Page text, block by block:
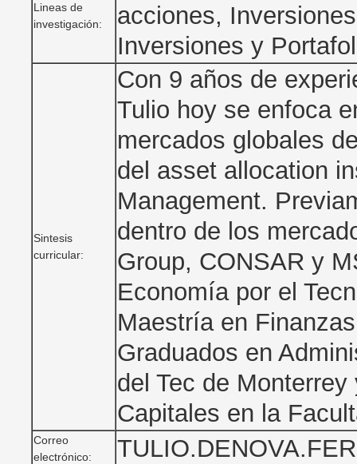
Lineas de
investigación:
acciones,
Inversiones y
Sintesis
curricular:
Con 9 años de
Tulio hoy se enfoca
mercados globales
del asset allocation
Management.
dentro de los
Group, CONSAR y
Economía por el
Maestría en
Graduados en
del Tec de
Capitales en la
Correo
electrónico: